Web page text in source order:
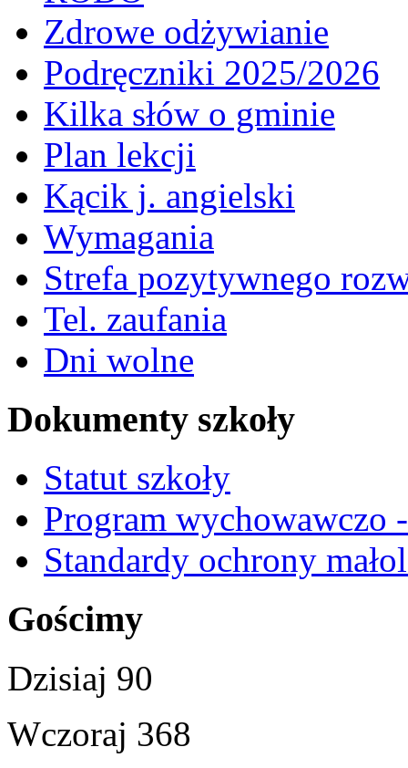
Zdrowe odżywianie
Podręczniki 2025/2026
Kilka słów o gminie
Plan lekcji
Kącik j. angielski
Wymagania
Strefa pozytywnego
Tel. zaufania
Dni wolne
Dokumenty szkoły
Statut szkoły
Program wychowawczo
Standardy ochrony
Gościmy
Dzisiaj 90
Wczoraj 368